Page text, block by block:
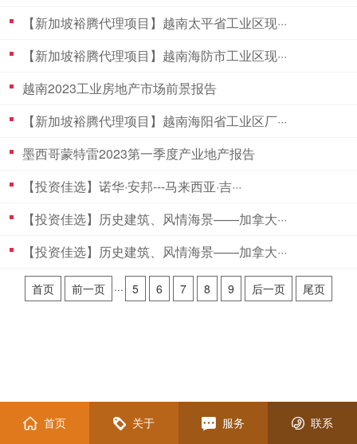
【新加坡裕腾代理项目】越南太平省工业区现···
【新加坡裕腾代理项目】越南海防市工业区现···
越南2023工业房地产市场前景报告
【新加坡裕腾代理项目】越南海阳省工业区厂···
墨西哥蒙特雷2023第一季度产业地产报告
【投资佳选】诺华·安邦---马来西亚·吉···
【投资佳选】历史建筑、风情海景——加拿大···
【投资佳选】历史建筑、风情海景——加拿大···
首页 前一页 ··· 5 6 7 8 9 后一页 尾页
首页 关于 服务 联系